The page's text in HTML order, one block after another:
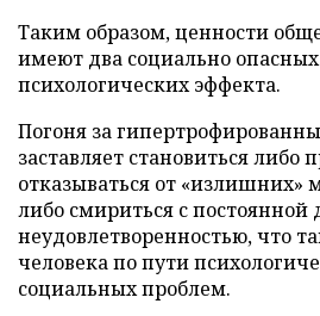
Таким образом, ценности
имеют два социально
психологических эффекта.
Погоня за
заставляет становиться либо
отказываться от «излишних»
либо смириться с
неудовлетворенностью, что
человека по пути
социальных проблем.